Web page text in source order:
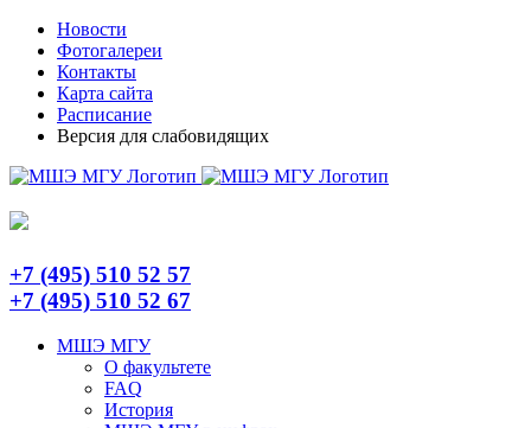
Skip
content
TelegramНовости
Фотогалереи
Контакты
Карта сайта
Расписание
Версия для слабовидящих
+7 (495) 510 52 57
+7 (495) 510 52 67
МШЭ МГУ
О факультете
FAQ
История